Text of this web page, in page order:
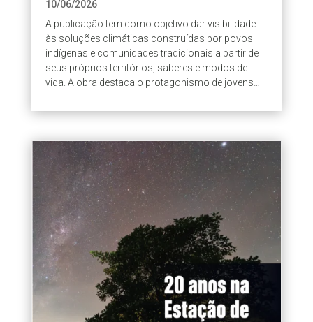
10/06/2026
A publicação tem como objetivo dar visibilidade
às soluções climáticas construídas por povos
indígenas e comunidades tradicionais a partir de
seus próprios territórios, saberes e modos de
vida. A obra destaca o protagonismo de jovens